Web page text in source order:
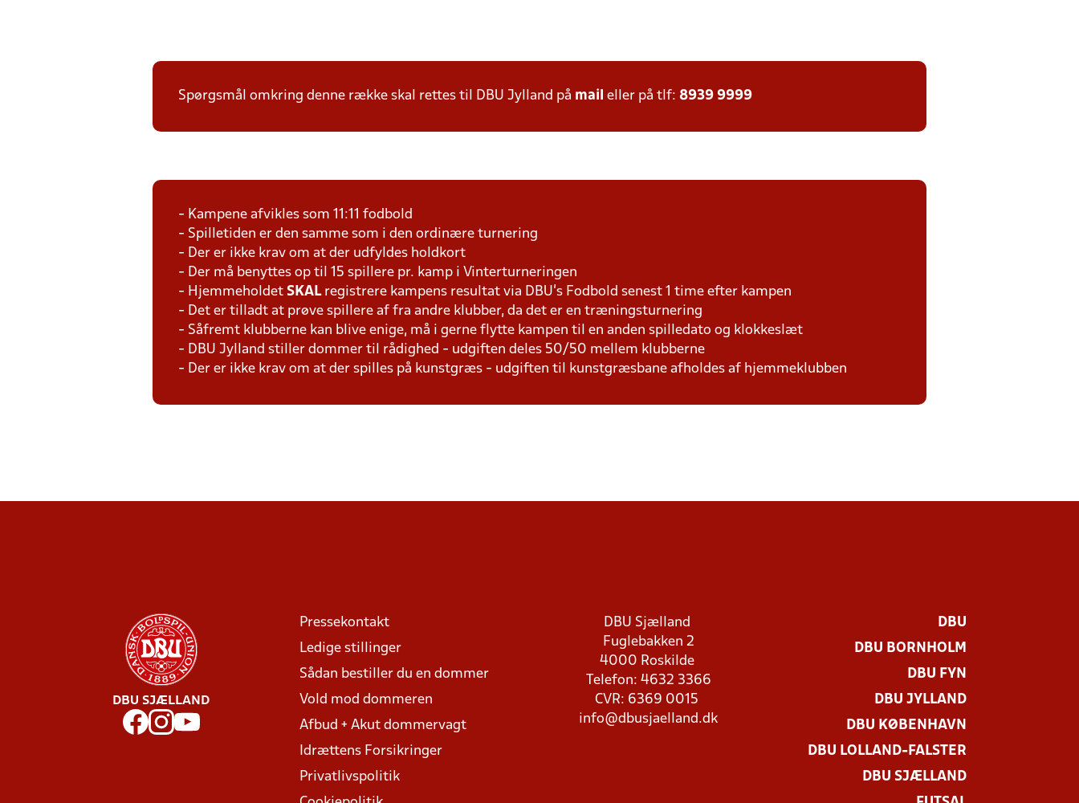
Spørgsmål omkring denne række skal rettes til DBU Jylland på mail eller på tlf: 8939 9999
- Kampene afvikles som 11:11 fodbold
- Spilletiden er den samme som i den ordinære turnering
- Der er ikke krav om at der udfyldes holdkort
- Der må benyttes op til 15 spillere pr. kamp i Vinterturneringen
- Hjemmeholdet SKAL registrere kampens resultat via DBU's Fodbold senest 1 time efter kampen
- Det er tilladt at prøve spillere af fra andre klubber, da det er en træningsturnering
- Såfremt klubberne kan blive enige, må i gerne flytte kampen til en anden spilledato og klokkeslæt
- DBU Jylland stiller dommer til rådighed - udgiften deles 50/50 mellem klubberne
- Der er ikke krav om at der spilles på kunstgræs - udgiften til kunstgræsbane afholdes af hjemmeklubben
DBU SJÆLLAND
Pressekontakt
Ledige stillinger
Sådan bestiller du en dommer
Vold mod dommeren
Afbud + Akut dommervagt
Idrættens Forsikringer
Privatlivspolitik
DBU Sjælland
Fuglebakken 2
4000 Roskilde
Telefon: 4632 3366
CVR: 6369 0015
info@dbusjaelland.dk
DBU
DBU BORNHOLM
DBU FYN
DBU JYLLAND
DBU KØBENHAVN
DBU LOLLAND-FALSTER
DBU SJÆLLAND